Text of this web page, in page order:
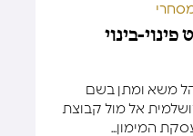
בינוי
משא ומתן בשם
אל מול קבוצת
המימון...